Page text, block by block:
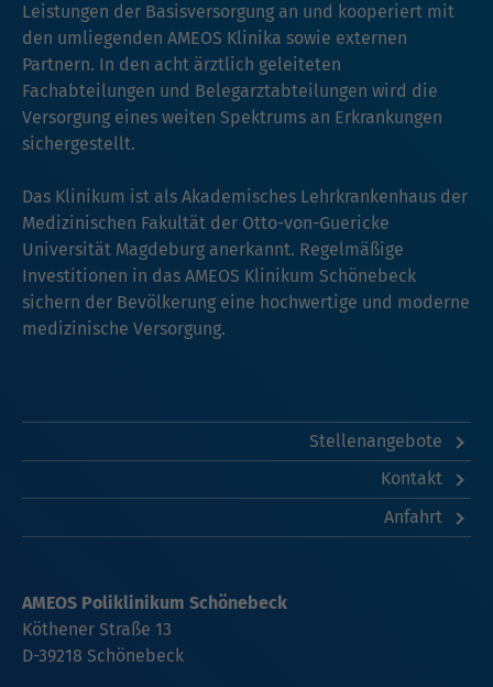
Leistungen der Basisversorgung an und kooperiert mit
den umliegenden AMEOS Klinika sowie externen
Partnern. In den acht ärztlich geleiteten
Fachabteilungen und Belegarztabteilungen wird die
Versorgung eines weiten Spektrums an Erkrankungen
sichergestellt.
Das Klinikum ist als Akademisches Lehrkrankenhaus der
Medizinischen Fakultät der Otto-von-Guericke
Universität Magdeburg anerkannt. Regelmäßige
Investitionen in das AMEOS Klinikum Schönebeck
sichern der Bevölkerung eine hochwertige und moderne
medizinische Versorgung.
Stellenangebote
Kontakt
Anfahrt
AMEOS Poliklinikum Schönebeck
Köthener Straße 13
D-39218 Schönebeck